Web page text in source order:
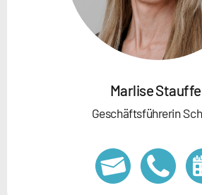
Marlise
Geschäftsführerin